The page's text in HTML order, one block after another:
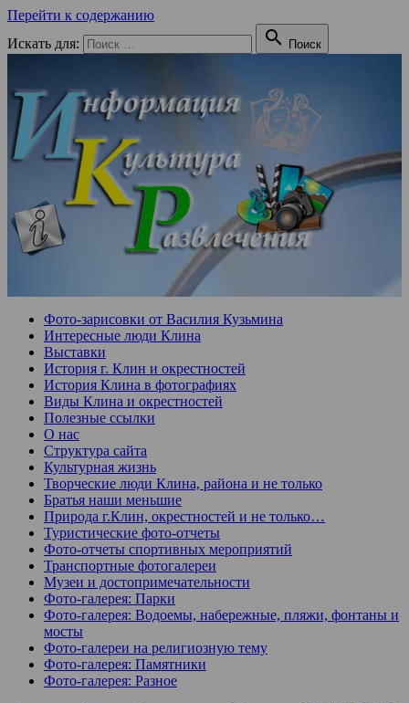
Перейти к содержанию
Искать для:
 Поиск
Фото-зарисовки от Василия Кузьмина
Интересные люди Клина
Выставки
История г. Клин и окрестностей
История Клина в фотографиях
Виды Клина и окрестностей
Полезные ссылки
О нас
Структура сайта
Культурная жизнь
Творческие люди Клина, района и не только
Братья наши меньшие
Природа г.Клин, окрестностей и не только…
Туристические фото-отчеты
Фото-отчеты спортивных мероприятий
Транспортные фотогалереи
Музеи и достопримечательности
Фото-галерея: Парки
Фото-галерея: Водоемы, набережные, пляжи, фонтаны и
мосты
Фото-галереи на религиозную тему
Фото-галерея: Памятники
Фото-галерея: Разное